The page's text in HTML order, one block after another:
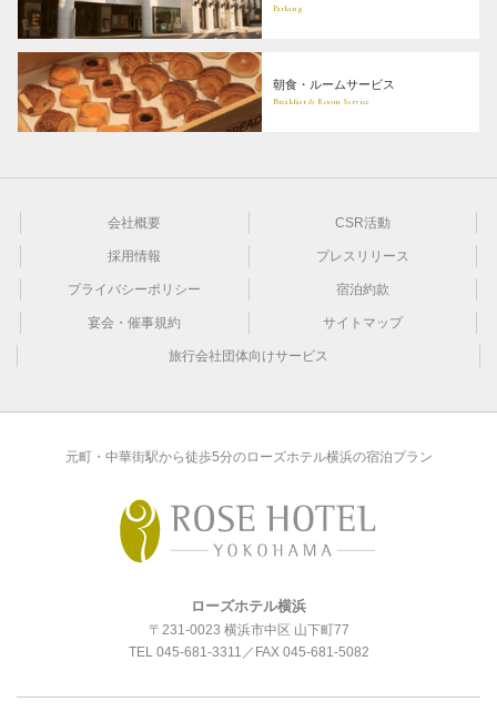
Parking
朝食・ルームサービス
Breakfast & Room Service
会社概要 CSR活動
採用情報 プレスリリース
プライバシーポリシー 宿泊約款
宴会・催事規約 サイトマップ
旅行会社団体向けサービス
元町・中華街駅から徒歩5分のローズホテル横浜の宿泊プラン
ローズホテル横浜
〒231-0023 横浜市中区 山下町77
TEL 045-681-3311 ／FAX 045-681-5082